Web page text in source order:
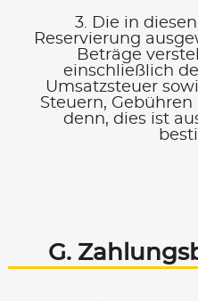
3. Die in
Reservierung
Beträge
einschließlich
Umsatzsteuer
Steuern, Gebühren
denn, dies ist
G.